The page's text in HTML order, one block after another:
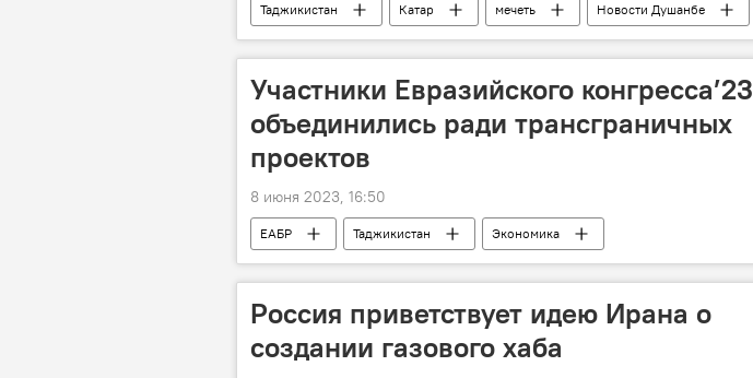
Таджикистан Катар мечеть Новости Душанбе
Участники Евразийского конгресса’23
объединились ради трансграничных
проектов
8 июня 2023, 16:50
ЕАБР Таджикистан Экономика
Россия приветствует идею Ирана о
создании газового хаба